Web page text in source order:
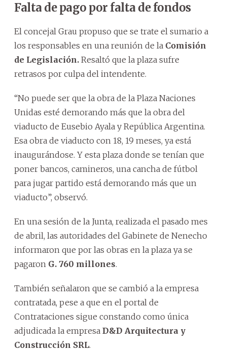
Falta de pago por falta de fondos
El concejal Grau propuso que se trate el sumario a
los responsables en una reunión de la Comisión
de Legislación. Resaltó que la plaza sufre
retrasos por culpa del intendente.
“No puede ser que la obra de la Plaza Naciones
Unidas esté demorando más que la obra del
viaducto de Eusebio Ayala y República Argentina.
Esa obra de viaducto con 18, 19 meses, ya está
inaugurándose. Y esta plaza donde se tenían que
poner bancos, camineros, una cancha de fútbol
para jugar partido está demorando más que un
viaducto”, observó.
En una sesión de la Junta, realizada el pasado mes
de abril, las autoridades del Gabinete de Nenecho
informaron que por las obras en la plaza ya se
pagaron G. 760 millones.
También señalaron que se cambió a la empresa
contratada, pese a que en el portal de
Contrataciones sigue constando como única
adjudicada la empresa D&D Arquitectura y
Construcción SRL.